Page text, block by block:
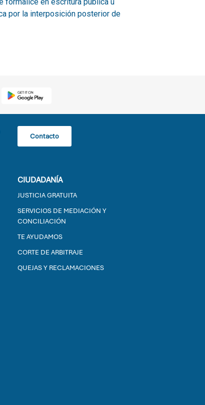
Contacto
CIUDADANÍA
JUSTICIA GRATUITA
SERVICIOS DE MEDIACIÓN Y
CONCILIACIÓN
TE AYUDAMOS
CORTE DE ARBITRAJE
QUEJAS Y RECLAMACIONES